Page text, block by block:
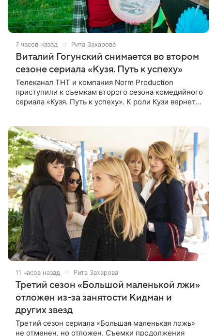
7 часов назад Рита Захарова
Виталий Гогунский снимается во втором
сезоне сериала «Кузя. Путь к успеху»
Телеканал ТНТ и компания Norm Production
приступили к съемкам второго сезона комедийного
сериала «Кузя. Путь к успеху». К роли Кузи вернется
11 часов назад Рита Захарова
Третий сезон «Большой маленькой лжи»
отложен из-за занятости Кидман и
других звезд
Третий сезон сериала «Большая маленькая ложь»
не отменен, но отложен. Съемки продолжения